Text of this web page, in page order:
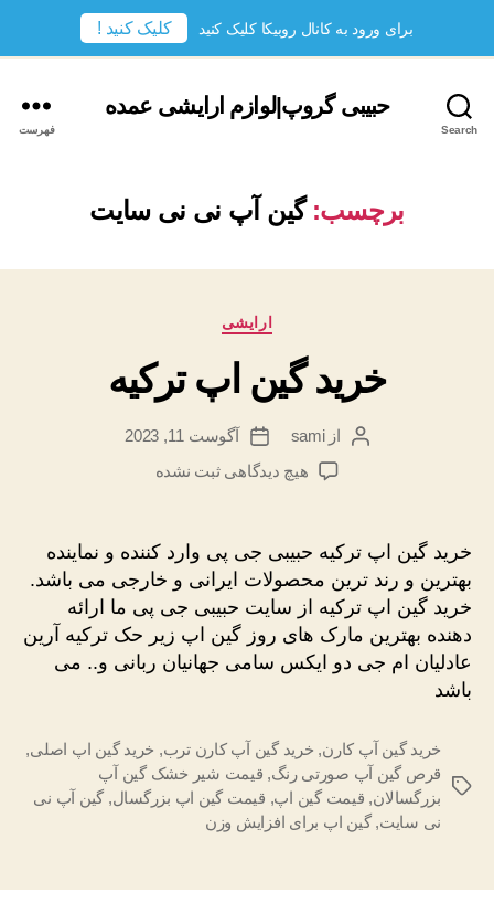
Search
حبیبی گروپ|لوازم ارایشی عمده
فهرست
برچسب: گین آپ نی نی سایت
دسته‌ها
ارایشی
خرید گین اپ ترکیه
نویسندهٔ
نوشته
ازsami
تاریخ
نوشته
آگوست 11, 2023
هیچ دیدگاهیبرای
ترکیه
ثبت نشده
خرید گین اپ ترکیه حبیبی جی پی وارد کننده و نماینده
بهترین و رند ترین محصولات ایرانی و خارجی می باشد.
خرید گین اپ ترکیه از سایت حبیبی جی پی ما ارائه
دهنده بهترین مارک های روز گین اپ زیر حک ترکیه آرین
عادلیان ام جی دو ایکس سامی جهانیان ربانی و.. می
باشد
برچسب‌ها
خرید گین آپ کارن, خرید گین آپ کارن ترب, خرید گین اپ اصلی,
قرص گین آپ صورتی رنگ, قیمت شیر خشک گین آپ
بزرگسالان, قیمت گین اپ, قیمت گین اپ بزرگسال, گین آپ نی
نی سایت,گین اپ برای افزایش وزن
برای ورود به کانال روبیکا کلیک کنید کلیک کنید !